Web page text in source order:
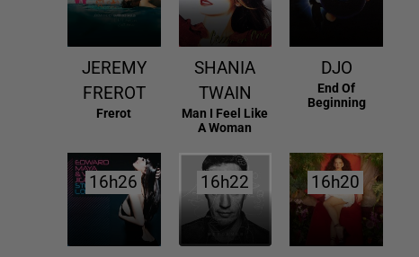
JEREMY
FREROT
Frerot
SHANIA
TWAIN
Man I Feel Like
A Woman
DJO
End Of
Beginning
16h26
16h26 16h22
16h22 16h20
16h20